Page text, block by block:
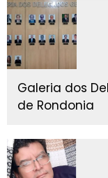
Galeria dos
de Rondonia